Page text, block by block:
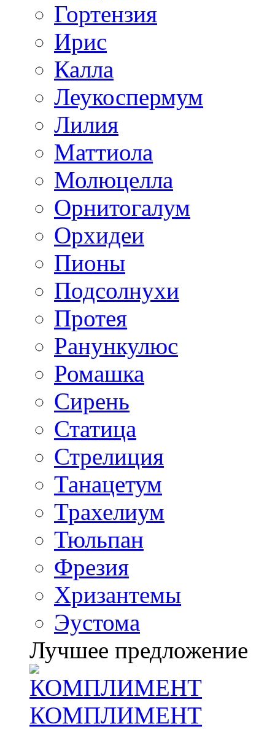
Гортензия
Ирис
Калла
Леукоспермум
Лилия
Маттиола
Молюцелла
Орнитогалум
Орхидеи
Пионы
Подсолнухи
Протея
Ранункулюс
Ромашка
Сирень
Статица
Стрелиция
Танацетум
Трахелиум
Тюльпан
Фрезия
Хризантемы
Эустома
Лучшее предложение
КОМПЛИМЕНТ